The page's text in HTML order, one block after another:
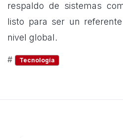
respaldo de sistemas
listo para ser un
nivel global.
# Tecnología